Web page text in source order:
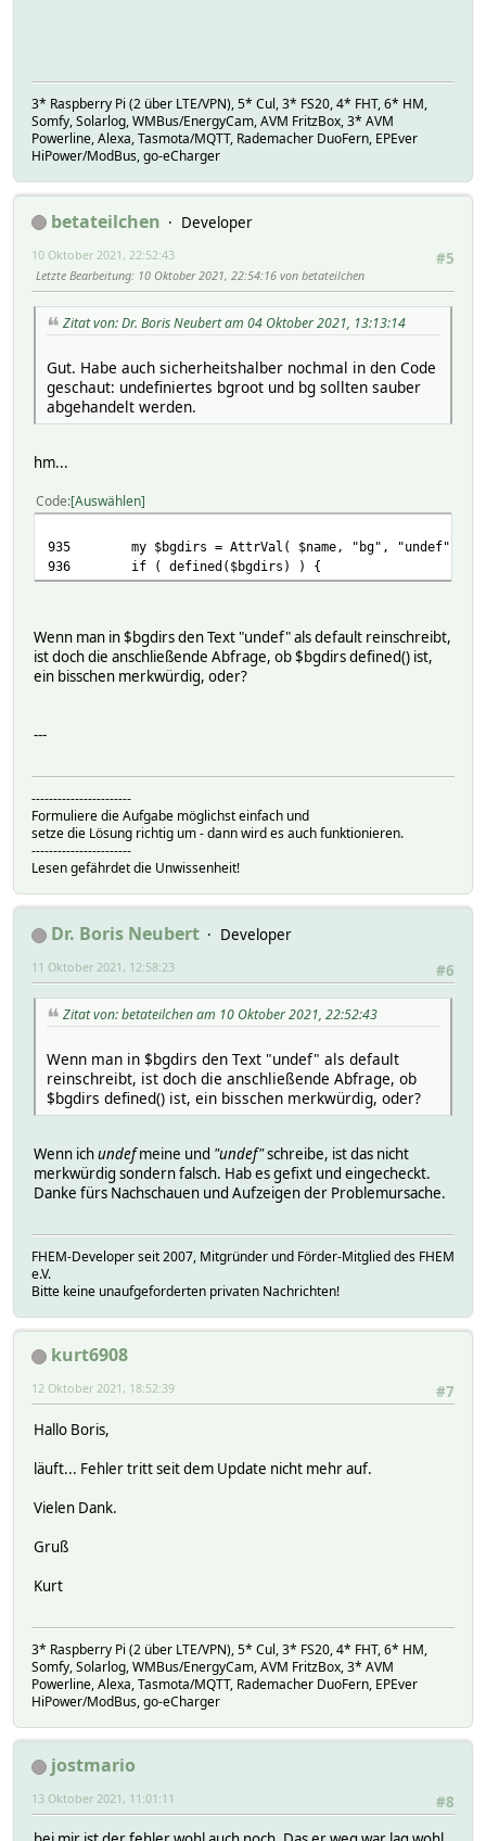
# ein skaliertes Bild einbinden
img 764 1 .29 png url "http://fhem.de/www/images/default/
# einige vorlaeufige Beschriftungen
rgb "FFFFFF"
#rgb "585858"
img 0 41 1 png data { plotAsPng("SVG_PV") }
#text 10 280 "Darstellungsbereich 2"
img 0 241 1 png data { plotAsPng("SVG_PV_Gartenhaus") }
#text 10 480 "Darstellungsbereich 3"
#text 10 680 Darstellungsbereich 4"
img 0 641 1 png data { plotAsPng("SVG_Wetterstation_2")
#text 10 880 Darstellungsbereich 5"
img 0 841 1 png data { plotAsPng("SVG_Wetterstation") }
img 0 1041 1 png data {
t 1633888934
useTextAlign 1
useTextWrap 1
Attributes:
alias myrss
3* Raspberry Pi (2 über LTE/VPN), 5* Cul, 3* FS20, 4* FHT, 6* HM,
Somfy, Solarlog, WMBus/EnergyCam, AVM FritzBox, 3* AVM
Powerline, Alexa, Tasmota/MQTT, Rademacher DuoFern, EPEver
HiPower/ModBus, go-eCharger
betateilchen
Developer
#5
10 Oktober 2021, 22:52:43
Letzte Bearbeitung: 10 Oktober 2021, 22:54:16 von betateilchen
Zitat von: Dr. Boris Neubert am 04 Oktober 2021, 13:13:14
Gut. Habe auch sicherheitshalber nochmal in den Code
geschaut: undefiniertes bgroot und bg sollten sauber
abgehandelt werden.
hm...
Code Auswählen
935 my $bgdirs = AttrVal( $name, "bg", "undef" ); #
936 if ( defined($bgdirs) ) {
Wenn man in $bgdirs den Text "undef" als default reinschreibt,
ist doch die anschließende Abfrage, ob $bgdirs defined() ist,
ein bisschen merkwürdig, oder?
---
-----------------------
Formuliere die Aufgabe möglichst einfach und
setze die Lösung richtig um - dann wird es auch funktionieren.
-----------------------
Lesen gefährdet die Unwissenheit!
Dr. Boris Neubert
Developer
#6
11 Oktober 2021, 12:58:23
Zitat von: betateilchen am 10 Oktober 2021, 22:52:43
Wenn man in $bgdirs den Text "undef" als default
reinschreibt, ist doch die anschließende Abfrage, ob
$bgdirs defined() ist, ein bisschen merkwürdig, oder?
Wenn ichundefmeine und "undef"schreibe, ist das nicht
merkwürdig sondern falsch. Hab es gefixt und eingecheckt.
Danke fürs Nachschauen und Aufzeigen der Problemursache.
FHEM-Developer seit 2007, Mitgründer und Förder-Mitglied des FHEM
e.V.
Bitte keine unaufgeforderten privaten Nachrichten!
kurt6908
#7
12 Oktober 2021, 18:52:39
Hallo Boris,
läuft... Fehler tritt seit dem Update nicht mehr auf.
Vielen Dank.
Gruß
Kurt
3* Raspberry Pi (2 über LTE/VPN), 5* Cul, 3* FS20, 4* FHT, 6* HM,
Somfy, Solarlog, WMBus/EnergyCam, AVM FritzBox, 3* AVM
Powerline, Alexa, Tasmota/MQTT, Rademacher DuoFern, EPEver
HiPower/ModBus, go-eCharger
jostmario
#8
13 Oktober 2021, 11:01:11